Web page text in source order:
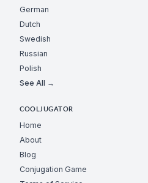
German
Dutch
Swedish
Russian
Polish
See All →
COOLJUGATOR
Home
About
Blog
Conjugation Game